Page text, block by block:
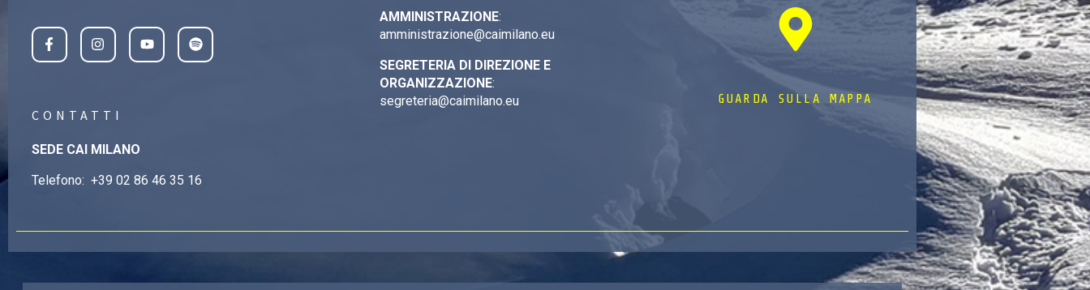
CONTATTI
SEDE CAI MILANO
Telefono: +39 02 86 46 35 16
AMMINISTRAZIONE:
amministrazione@caimilano.eu
SEGRETERIA DI DIREZIONE E
ORGANIZZAZIONE:
segreteria@caimilano.eu
GUARDA SULLA MAPPA